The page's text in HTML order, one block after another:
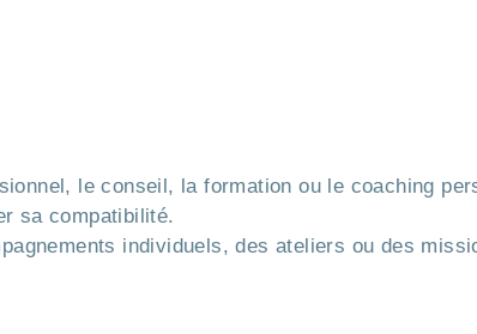
le conseil, la formation ou le coaching
sa compatibilité.
individuels, des ateliers ou des